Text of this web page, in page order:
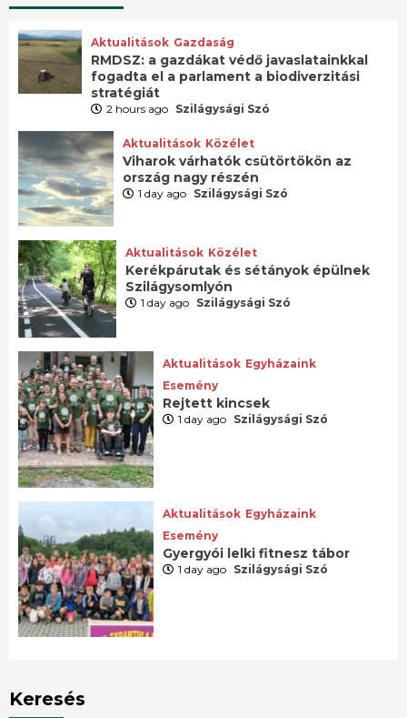
Aktualitások Gazdaság
RMDSZ: a gazdákat védő javaslatainkkal
fogadta el a parlament a biodiverzitási
stratégiát
2 hours ago Szilágysági Szó
Aktualitások Közélet
Viharok várhatók csütörtökön az
ország nagy részén
1 day ago Szilágysági Szó
Aktualitások Közélet
Kerékpárutak és sétányok épülnek
Szilágysomlyón
1 day ago Szilágysági Szó
Aktualitások Egyházaink
Esemény
Rejtett kincsek
1 day ago Szilágysági Szó
Aktualitások Egyházaink
Esemény
Gyergyói lelki fitnesz tábor
1 day ago Szilágysági Szó
Keresés